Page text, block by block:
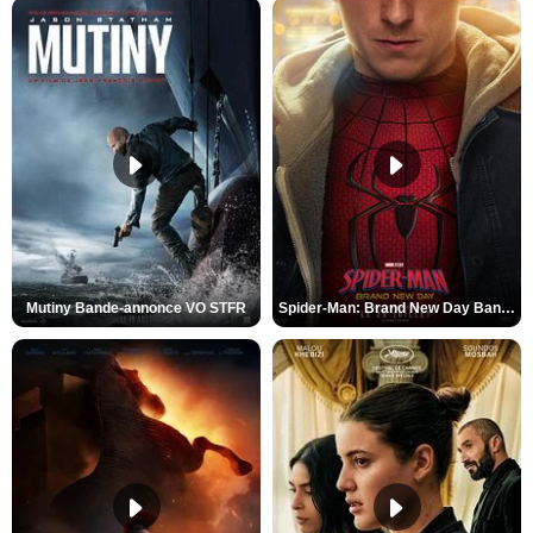
Mutiny Bande-annonce VO STFR Spider-Man: Brand New Day Bande-annonce VO STFR